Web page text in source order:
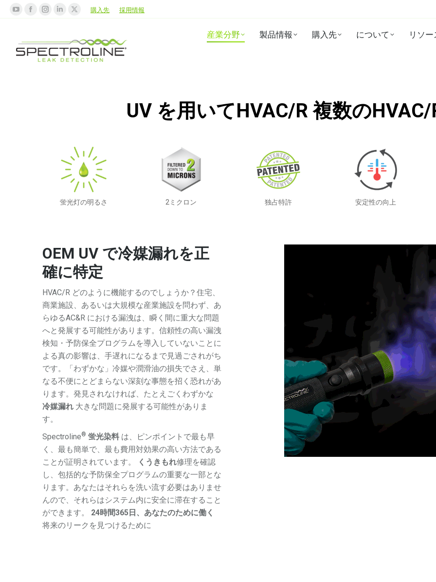
購入先 採用情報
産業分野 製品情報 購入先 について リソ
UV を用いてHVAC/R 複数の
蛍光灯の明るさ 2ミクロン 独占特許 安定性の向上
OEM UV で冷媒漏れを正
確に特定
HVAC/R どのように機能するのでしょうか？住宅、
商業施設、あるいは大規模な産業施設を問わず、あ
らゆるAC&R における漏洩は、瞬く間に重大な問題
へと発展する可能性があります。信頼性の高い漏洩
検知・予防保全プログラムを導入していないことに
よる真の影響は、手遅れになるまで見過ごされがち
です。「わずかな」冷媒や潤滑油の損失でさえ、単
なる不便にとどまらない深刻な事態を招く恐れがあ
ります。発見されなければ、たとえごくわずかな
冷媒漏れ 大きな問題に発展する可能性がありま
す。
Spectroline® 蛍光染料 は、ピンポイントで最も早
く、最も簡単で、最も費用対効果の高い方法である
ことが証明されています。
くうきもれ修理を確認
し、包括的な予防保全プログラムの重要な一部とな
ります。あなたはそれらを洗い流す必要はありませ
んので、それらはシステム内に安全に滞在すること
ができます。 24時間365日、あなたのために働く
将来のリークを見つけるために